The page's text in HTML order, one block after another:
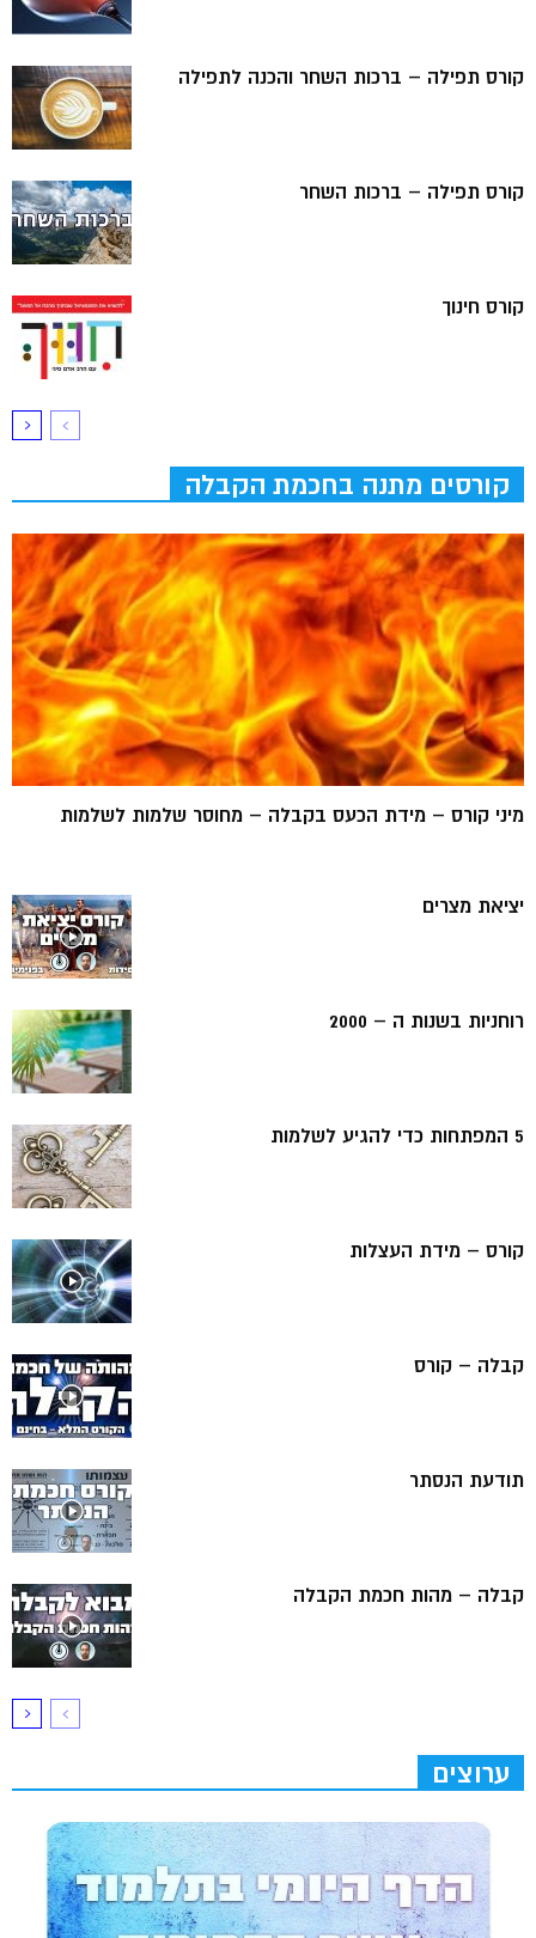
קורס תפילה – ברכות השחר והכנה לתפילה
קורס תפילה – ברכות השחר
קורס חינוך
קורסים מתנה בחכמת הקבלה
מיני קורס – מידת הכעס בקבלה – מחוסר שלמות לשלמות
יציאת מצרים
רוחניות בשנות ה – 2000
5 המפתחות כדי להגיע לשלמות
קורס – מידת העצלות
קבלה – קורס
תודעת הנסתר
קבלה – מהות חכמת הקבלה
ערוצים